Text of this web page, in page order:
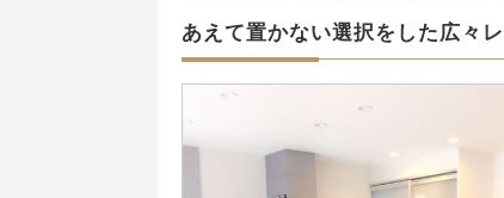
あえて置かない選択をした広々